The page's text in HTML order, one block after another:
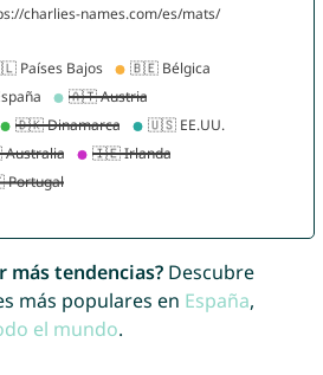
más tendencias?Descubre
más populares en España,
el mundo.